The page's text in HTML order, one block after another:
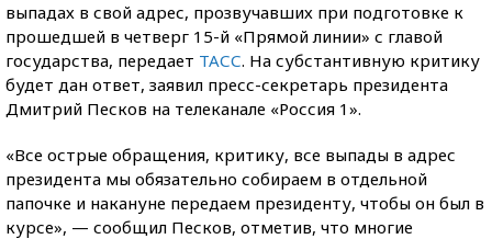
выпадах в свой адрес, прозвучавших при подготовке к
прошедшей в четверг 15-й «Прямой линии» с главой
государства, передает ТАСС. На субстантивную критику
будет дан ответ, заявил пресс-секретарь президента
Дмитрий Песков на телеканале «Россия 1».
«Все острые обращения, критику, все выпады в адрес
президента мы обязательно собираем в отдельной
папочке и накануне передаем президенту, чтобы он был в
курсе», — сообщил Песков, отметив, что многие